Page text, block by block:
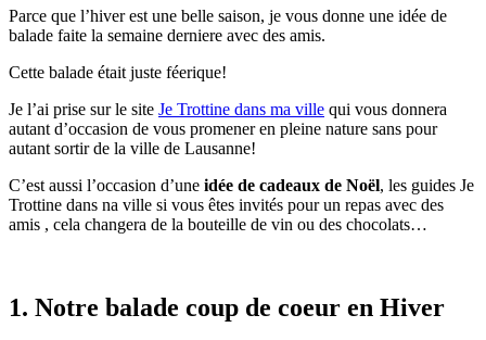
Parce que l’hiver est une belle saison, je vous donne une idée de
balade faite la semaine derniere avec des amis.
Cette balade était juste féerique!
Je l’ai prise sur le site Je Trottine dans ma ville qui vous donnera
autant d’occasion de vous promener en pleine nature sans pour
autant sortir de la ville de Lausanne!
C’est aussi l’occasion d’une idée de cadeaux de Noël, les guides Je
Trottine dans na ville si vous êtes invités pour un repas avec des
amis , cela changera de la bouteille de vin ou des chocolats…
1. Notre balade coup de coeur en Hiver